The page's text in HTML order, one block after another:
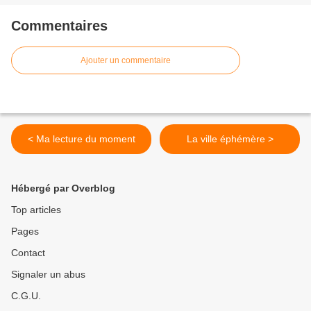
Commentaires
Ajouter un commentaire
< Ma lecture du moment La ville éphémère >
Hébergé par Overblog
Top articles
Pages
Contact
Signaler un abus
C.G.U.